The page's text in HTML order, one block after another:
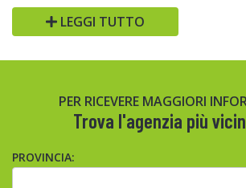
LEGGI TUTTO
PER RICEVERE MAGGIORI
Trova l'agenzia più
PROVINCIA: